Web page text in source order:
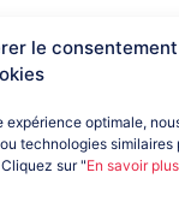
le
expérience optimale,
technologies similaires
sur "En savoir plus
de moi